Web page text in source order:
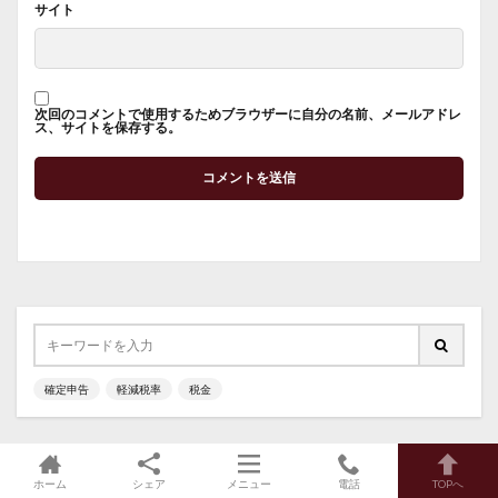
サイト
次回のコメントで使用するためブラウザーに自分の名前、メールアドレ
ス、サイトを保存する。
確定申告 軽減税率 税金
ホーム シェア メニュー 電話 TOPへ